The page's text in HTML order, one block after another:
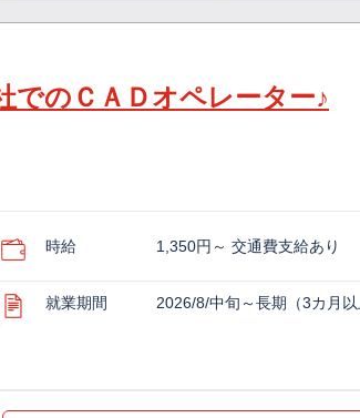
でのＣＡＤオペレーター♪
時給 1,350円～ 交通費支給あり
就業期間 2026/8/中旬～長期（3カ月以